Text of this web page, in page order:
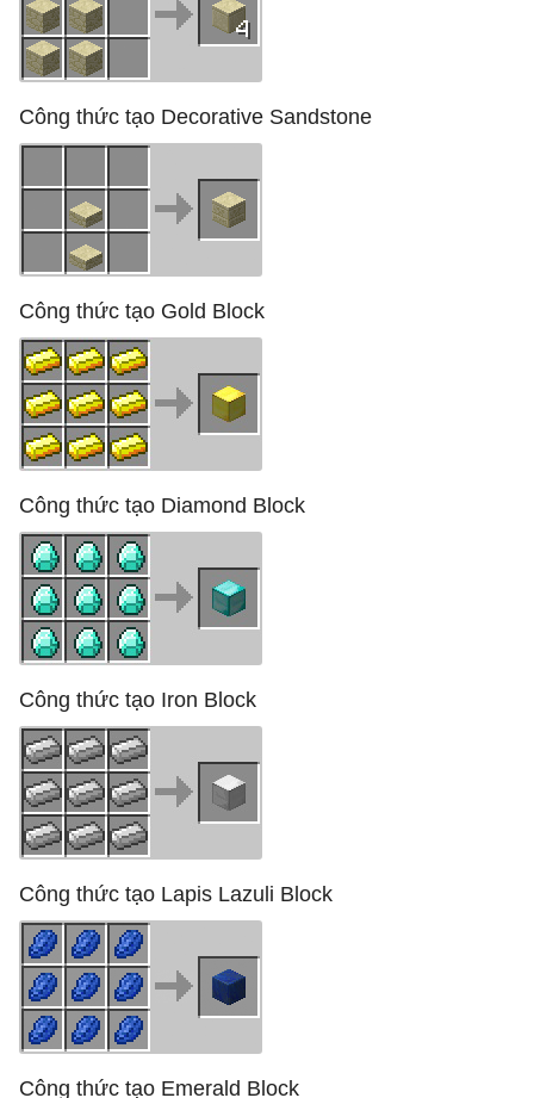
Công thức tạo Decorative Sandstone
Công thức tạo Gold Block
Công thức tạo Diamond Block
Công thức tạo Iron Block
Công thức tạo Lapis Lazuli Block
Công thức tạo Emerald Block